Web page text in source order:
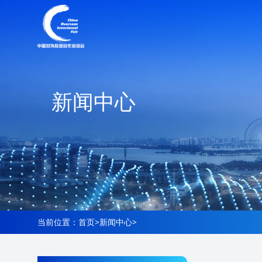
新闻中心
当前位置： 首页>新闻中心>